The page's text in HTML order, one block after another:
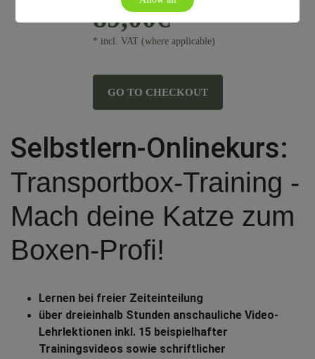
89,00€
* incl. VAT (where applicable)
GO TO CHECKOUT
Selbstlern-Onlinekurs:
Transportbox-Training -
Mach deine Katze zum
Boxen-Profi!
Lernen bei freier Zeiteinteilung
über dreieinhalb Stunden anschauliche Video-
Lehrlektionen inkl. 15 beispielhafter
Trainingsvideos sowie schriftlicher